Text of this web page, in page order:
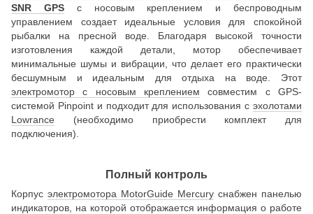
SNR GPSс носовым креплением и беспроводным
управлением создает идеальные условия для спокойной
рыбалки на пресной воде. Благодаря высокой точности
изготовления каждой детали, мотор обеспечивает
минимальные шумы и вибрации, что делает его практически
бесшумным и идеальным для отдыха на воде. Этот
электромотор с носовым креплением совместим с GPS-
системой Pinpoint и подходит для использования с эхолотами
Lowrance (необходимо приобрести комплект для
подключения).
Полный контроль
Корпус электромотора MotorGuide Mercury снабжен панелью
индикаторов, на которой отображается информация о работе